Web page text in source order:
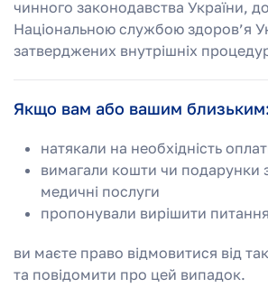
чинного законодавства України,
Національною службою здоров’я
затверджених внутрішніх
Якщо вам або вашим
натякали на необхідність
вимагали кошти чи подарунки
медичні послуги
пропонували вирішити
ви маєте право відмовитися від
та повідомити про цей випадок.